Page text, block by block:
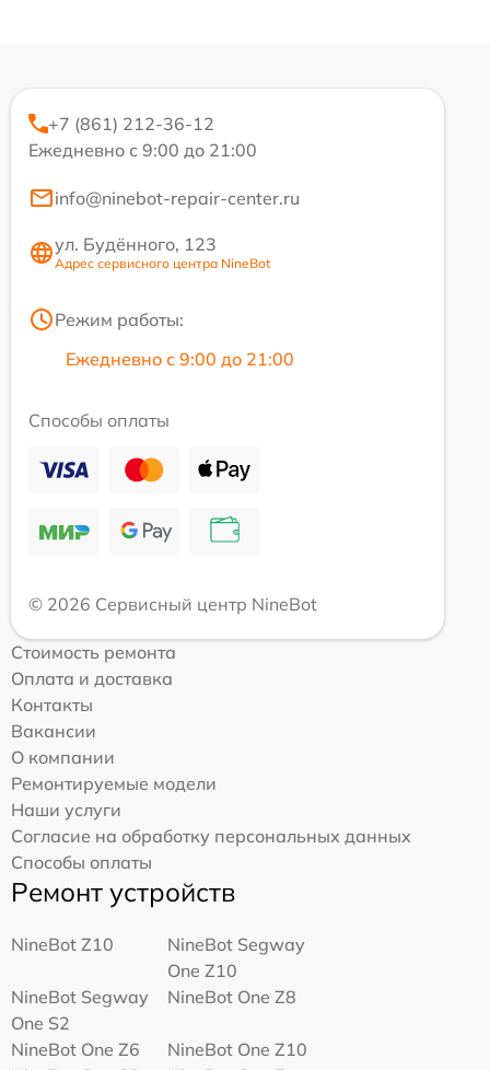
+7 (861) 212-36-12
Ежедневно с 9:00 до 21:00
info@ninebot-repair-center.ru
ул. Будённого, 123
Адрес сервисного центра NineBot
Режим работы:
Ежедневно с 9:00 до 21:00
Способы оплаты
© 2026 Сервисный центр NineBot
Стоимость ремонта
Оплата и доставка
Контакты
Вакансии
О компании
Ремонтируемые модели
Наши услуги
Согласие на обработку персональных данных
Способы оплаты
Ремонт устройств
NineBot Z10
NineBot Segway
One Z10
NineBot Segway
One S2
NineBot One Z8
NineBot One Z6
NineBot One Z10